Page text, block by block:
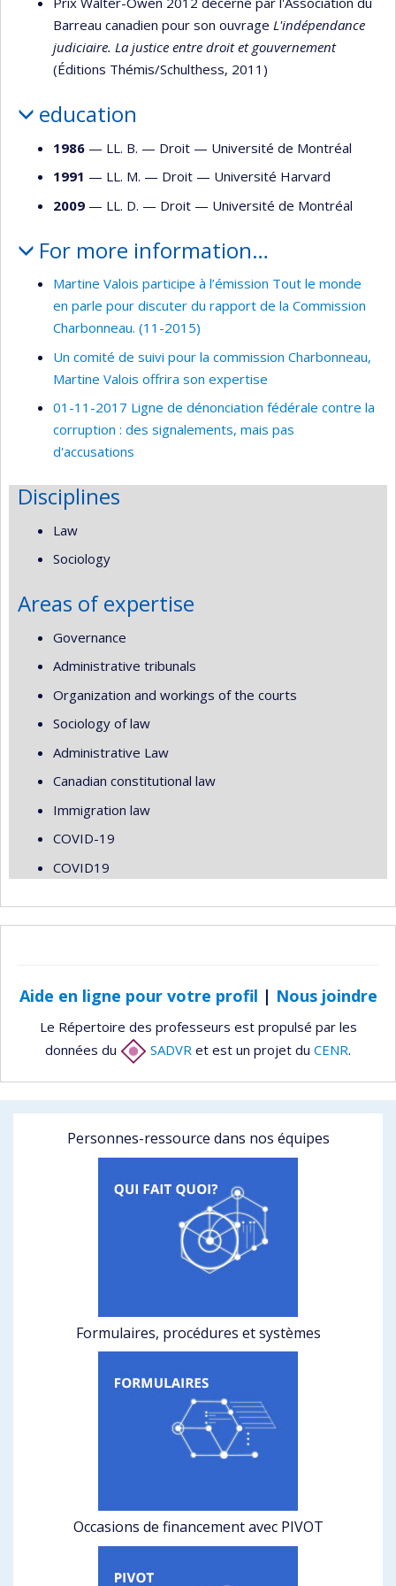
Barreau canadien pour son ouvrage L'indépendance
judiciaire. La justice entre droit et gouvernement
(Éditions Thémis/Schulthess, 2011)
education
1986 — LL. B. — Droit — Université de Montréal
1991 — LL. M. — Droit — Université Harvard
2009 — LL. D. — Droit — Université de Montréal
For more information…
Martine Valois participe à l’émission Tout le monde
en parle pour discuter du rapport de la Commission
Charbonneau. (11-2015)
Un comité de suivi pour la commission Charbonneau,
Martine Valois offrira son expertise
01-11-2017 Ligne de dénonciation fédérale contre la
corruption : des signalements, mais pas
d'accusations
Disciplines
Law
Sociology
Areas of expertise
Governance
Administrative tribunals
Organization and workings of the courts
Sociology of law
Administrative Law
Canadian constitutional law
Immigration law
COVID-19
COVID19
Aide en ligne pour votre profil | Nous joindre
Le Répertoire des professeurs est propulsé par les
données du
SADVR et est un projet du CENR.
Personnes-ressource dans nos équipes
Formulaires, procédures et systèmes
Occasions de financement avec PIVOT